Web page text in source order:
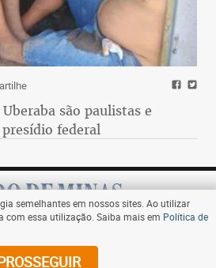
são paulistas e
federal
Assine
semelhantes em nossos sites. Ao utilizar
com essa utilização. Saiba mais em Política de